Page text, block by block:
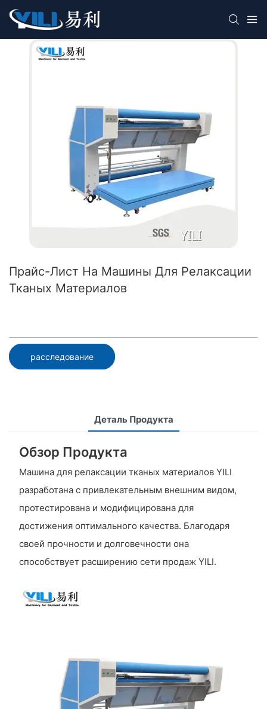
Прайс-Лист На Машины Для Релаксации
Тканых Материалов
расследование
Деталь Продукта
Обзор Продукта
Машина для релаксации тканых материалов YILI
разработана с привлекательным внешним видом,
протестирована и модифицирована для
достижения оптимального качества. Благодаря
своей прочности и долговечности она
способствует расширению сети продаж YILI.